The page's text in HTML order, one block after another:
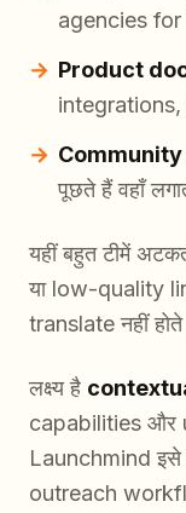
agencies for
Product
पूछते हैं वहाँ
यहीं बहुत टीमें
या low-quality
translate नहीं
लक्ष्य है
capabilities और
Launchmind
outreach